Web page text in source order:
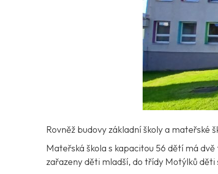
Rovněž budovy základní školy a mateřské
Mateřská škola s kapacitou 56 dětí má
zařazeny děti mladší, do třídy Motýlků